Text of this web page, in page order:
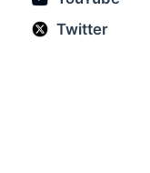
Twitter